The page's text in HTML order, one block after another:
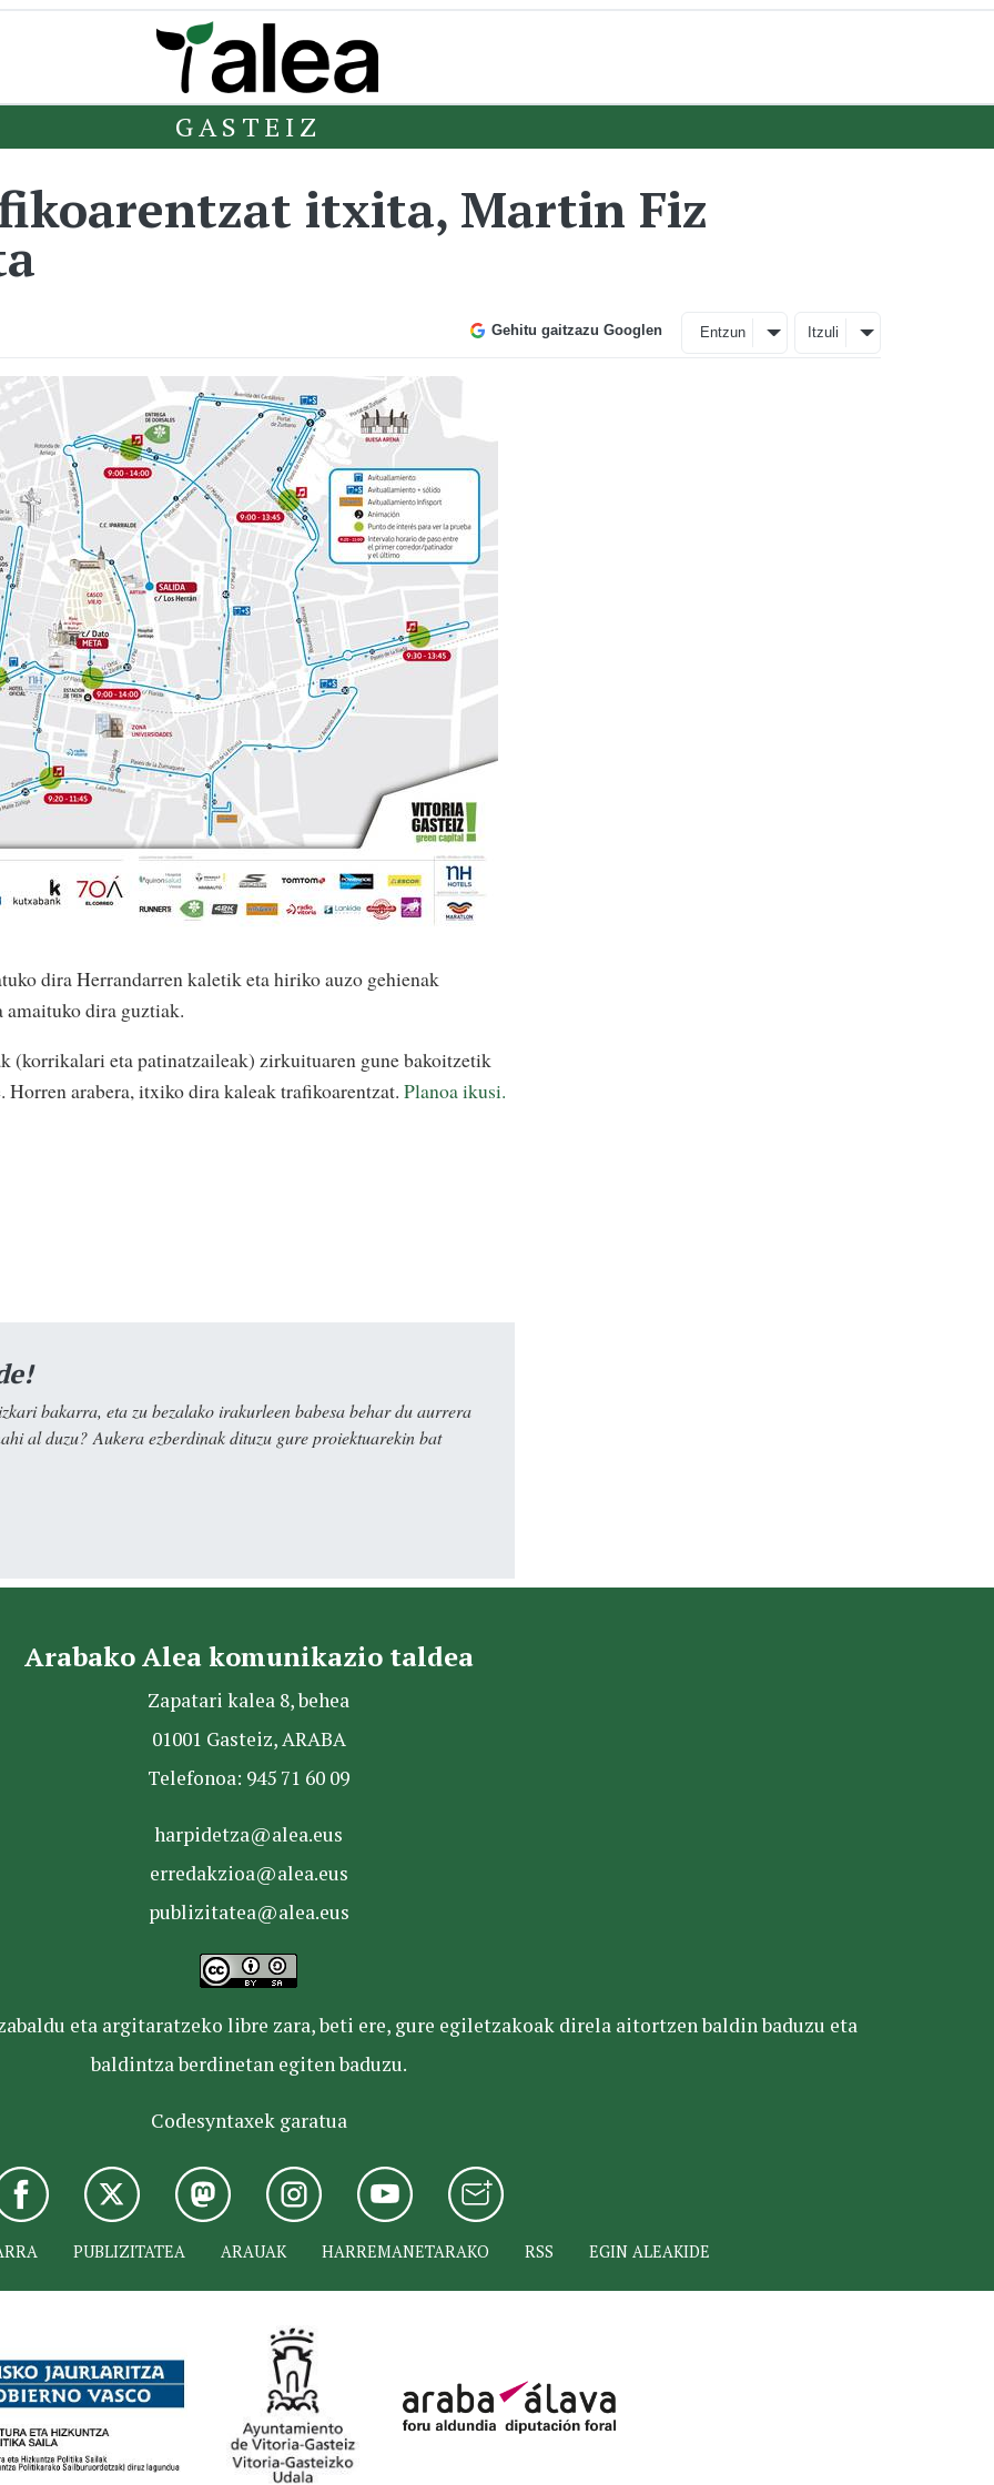
GASTEIZ
itxita, Martin Fiz
Gehitu gaitzazu Googlen Entzun Itzuli
dira Herrandarren kaletik eta hiriko auzo gehienak
amaituko dira guztiak.
(korrikalari eta patinatzaileak) zirkuituaren gune bakoitzetik
Horren arabera, itxiko dira kaleak trafikoarentzat. Planoa ikusi.
bakarra, eta zu bezalako irakurleen babesa behar du aurrera
al duzu? Aukera ezberdinak dituzu gure proiektuarekin bat
Arabako Alea komunikazio taldea
Zapatari kalea 8, behea
01001 Gasteiz, ARABA
Telefonoa: 945 71 60 09
harpidetza@alea.eus
erredakzioa@alea.eus
publizitatea@alea.eus
eta argitaratzeko libre zara, beti ere, gure egiletzakoak direla aitortzen baldin baduzu eta
baldintza berdinetan egiten baduzu.
Codesyntaxek garatua
PUBLIZITATEA ARAUAK HARREMANETARAKO RSS EGIN ALEAKIDE